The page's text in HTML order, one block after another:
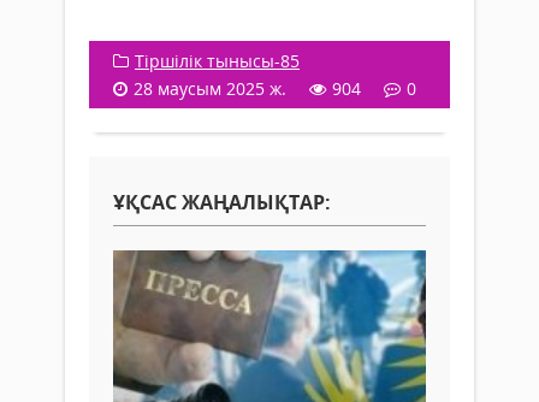
Тіршілік тынысы-85
28 маусым 2025 ж.
904 0
ҰҚСАС ЖАҢАЛЫҚТАР: